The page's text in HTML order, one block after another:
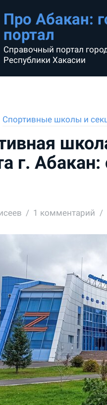
Про Абакан:
портал
Справочный портал
Республики Хакасии
Спортивные школы и
г.
1 комментарий